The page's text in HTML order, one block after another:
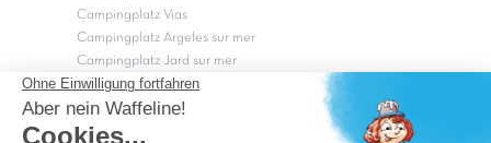
Campingplatz Vias
Campingplatz Argeles sur mer
Campingplatz Jard sur mer
Campingplatz Sarzeau
Campingplatz Fréjus
Campingplätze in Camargue